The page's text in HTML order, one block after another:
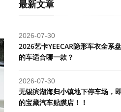
最新文章
2026-07-30
2026艺卡YEECAR隐形车衣全系
的车适合哪一款？
2026-07-30
无锡滨湖海归小镇地下停车场，
的宝藏汽车贴膜店！！